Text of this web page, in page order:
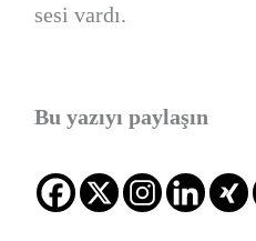
sesi vardı.
Bu yazıyı paylaşın